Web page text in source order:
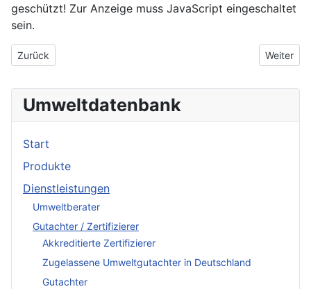
geschützt! Zur Anzeige muss JavaScript eingeschaltet
sein.
Vorheriger Beitrag: Institut für Schweißtechnik Dr.-Ing. Reiner
Zurück Nächster
Weiter
Umweltdatenbank
Start
Produkte
Dienstleistungen
Umweltberater
Gutachter / Zertifizierer
Akkreditierte Zertifizierer
Zugelassene Umweltgutachter in Deutschland
Gutachter